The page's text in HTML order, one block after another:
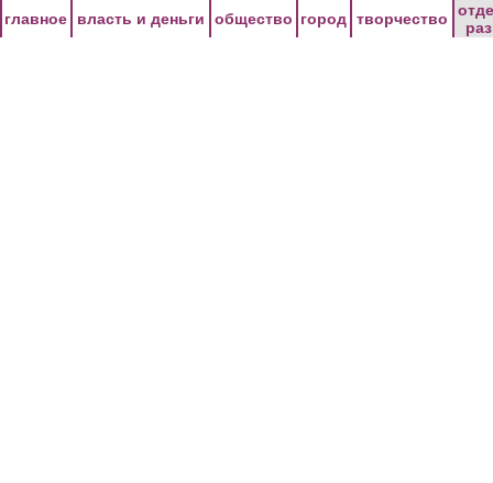
главное власть и деньги общество город творчество